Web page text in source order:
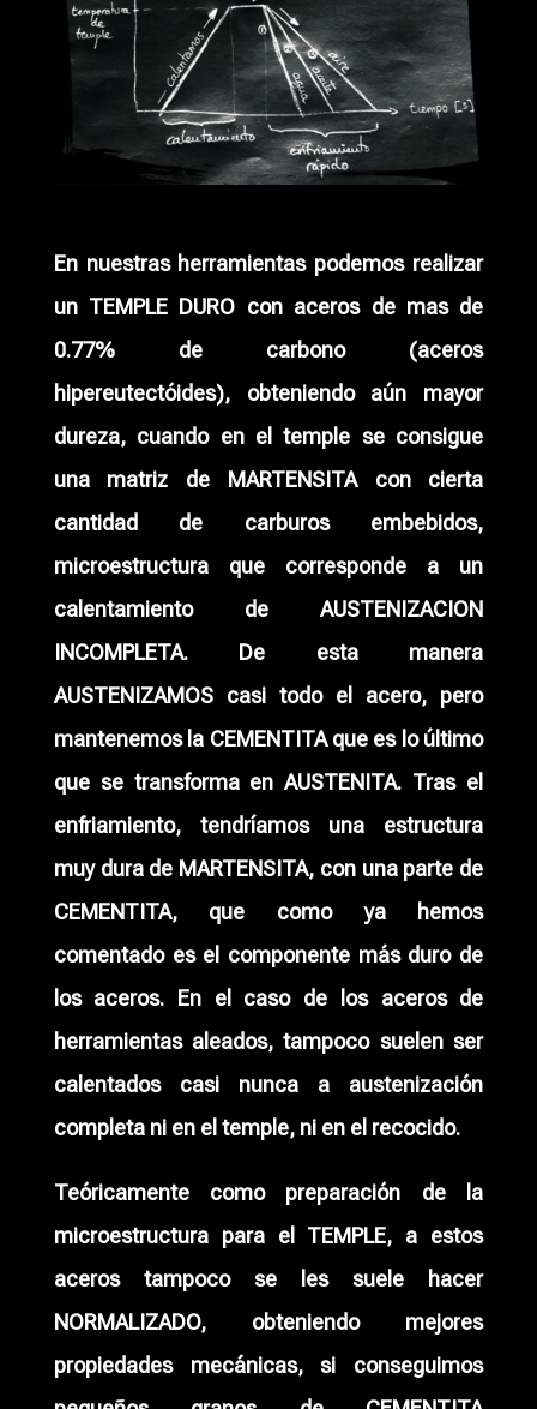
En nuestras herramientas podemos realizar
un TEMPLE DURO con aceros de mas de
0.77% de carbono (aceros
hipereutectóides), obteniendo aún mayor
dureza, cuando en el temple se consigue
una matriz de MARTENSITA con cierta
cantidad de carburos embebidos,
microestructura que corresponde a un
calentamiento de AUSTENIZACION
INCOMPLETA. De esta manera
AUSTENIZAMOS casi todo el acero, pero
mantenemos la CEMENTITA que es lo último
que se transforma en AUSTENITA. Tras el
enfriamiento, tendríamos una estructura
muy dura de MARTENSITA, con una parte de
CEMENTITA, que como ya hemos
comentado es el componente más duro de
los aceros. En el caso de los aceros de
herramientas aleados, tampoco suelen ser
calentados casi nunca a austenización
completa ni en el temple, ni en el recocido.
Teóricamente como preparación de la
microestructura para el TEMPLE, a estos
aceros tampoco se les suele hacer
NORMALIZADO, obteniendo mejores
propiedades mecánicas, si conseguimos